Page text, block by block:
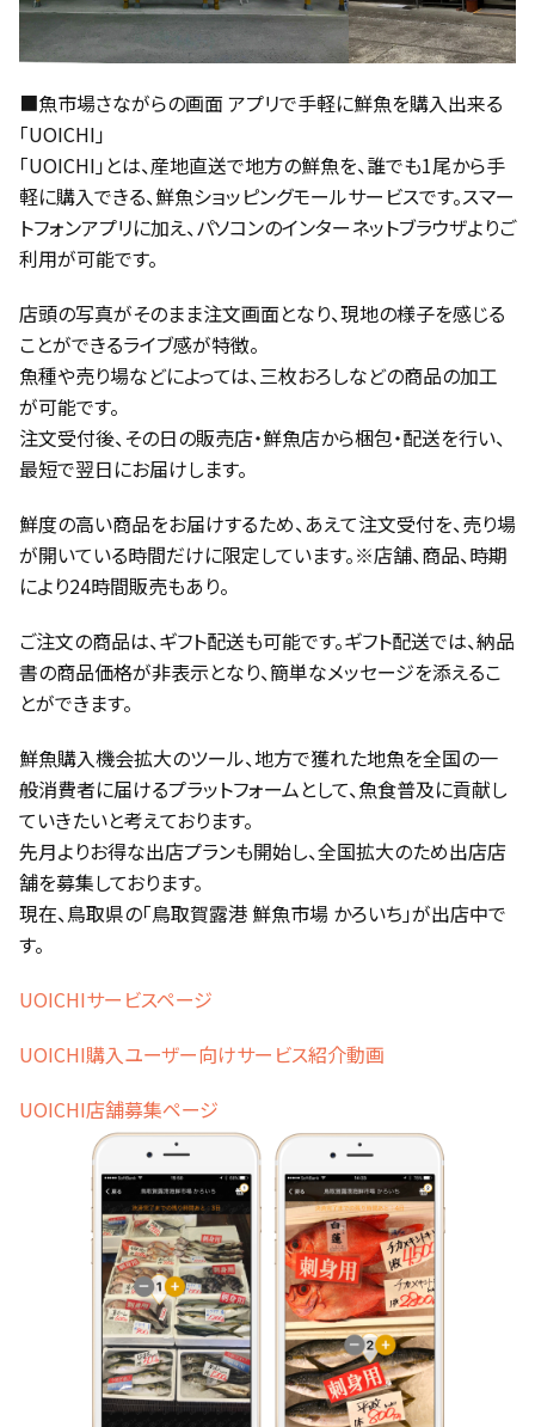
■魚市場さながらの画面 アプリで手軽に鮮魚を購入出来る
「UOICHI」
「UOICHI」とは、産地直送で地方の鮮魚を、誰でも1尾から手
軽に購入できる、鮮魚ショッピングモールサービスです。スマー
トフォンアプリに加え、パソコンのインターネットブラウザよりご
利用が可能です。
店頭の写真がそのまま注文画面となり、現地の様子を感じる
ことができるライブ感が特徴。
魚種や売り場などによっては、三枚おろしなどの商品の加工
が可能です。
注文受付後、その日の販売店・鮮魚店から梱包・配送を行い、
最短で翌日にお届けします。
鮮度の高い商品をお届けするため、あえて注文受付を、売り場
が開いている時間だけに限定しています。※店舗、商品、時期
により24時間販売もあり。
ご注文の商品は、ギフト配送も可能です。ギフト配送では、納品
書の商品価格が非表示となり、簡単なメッセージを添えるこ
とができます。
鮮魚購入機会拡大のツール、地方で獲れた地魚を全国の一
般消費者に届けるプラットフォームとして、魚食普及に貢献し
ていきたいと考えております。
先月よりお得な出店プランも開始し、全国拡大のため出店店
舗を募集しております。
現在、鳥取県の「鳥取賀露港 鮮魚市場 かろいち」が出店中で
す。
UOICHIサービスページ
UOICHI購入ユーザー向けサービス紹介動画
UOICHI店舗募集ページ